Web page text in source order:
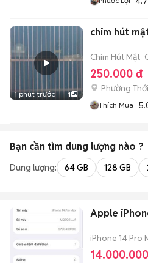
1 phút trước 1
chim hút
Chim Hút Mật
250.000 đ
Phường
Thích Mua
Bạn cần tìm dung lượng nào ?
Dung lượng: 64 GB 128 GB
Apple
iPhone 14 Pro